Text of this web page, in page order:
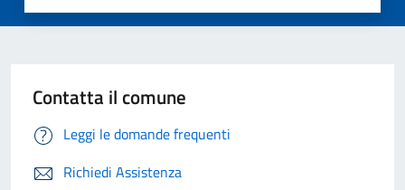
Contatta il comune
Leggi le domande frequenti
Richiedi Assistenza